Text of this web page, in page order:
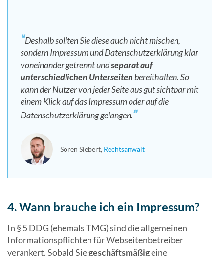
Deshalb sollten Sie diese auch nicht mischen,
sondern Impressum und Datenschutzerklärung klar
voneinander getrennt undseparat auf
unterschiedlichen Unterseiten bereithalten. So
kann der Nutzer von jeder Seite aus gut sichtbar mit
einem Klick auf das Impressum oder auf die
Datenschutzerklärung gelangen.
Sören Siebert Rechtsanwalt
4. Wann brauche ich ein Impressum?
In § 5 DDG (ehemals TMG) sind die allgemeinen
Informationspflichten für Webseitenbetreiber
verankert. Sobald Siegeschäftsmäßigeine